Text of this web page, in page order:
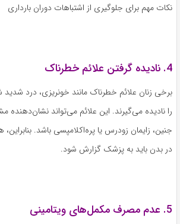
نکات مهم برای جلوگیری از اشتباهات دوران بارداری
4. نادیده گرفتن علائم خطرناک
برخی زنان علائم خطرناک مانند خونریزی، درد
را نادیده می‌گیرند. این علائم می‌تواند
جنین، زایمان زودرس یا پره‌اکلامپسی باشد. بنابراین،
در بدن باید به پزشک گزارش شود.
5. عدم مصرف مکمل‌های ویتامینی